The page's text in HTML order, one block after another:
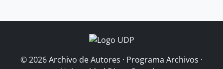
© 2026 Archivo de Autores · Programa Archivos ·